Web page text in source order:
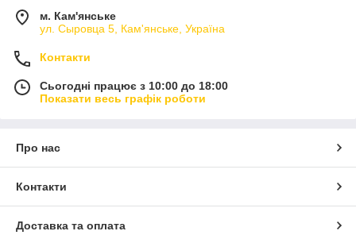
м. Кам'янське
ул. Сыровца 5, Кам'янське, Україна
Контакти
Сьогодні працює з 10:00 до 18:00
Показати весь графік роботи
Про нас
Контакти
Доставка та оплата